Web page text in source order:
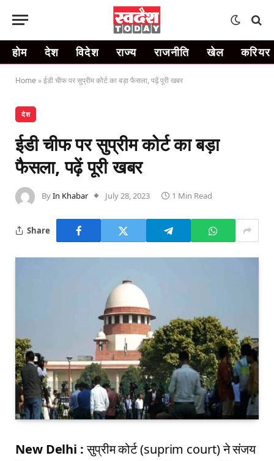
होम देश विदेश राज्य राजनीति खेल करियर
Home »ईडी चीफ पर सुप्रीम कोर्ट का बड़ा फैसला, पढ़ें पूरी खबर
देश
ईडी चीफ पर सुप्रीम कोर्ट का बड़ा
फैसला, पढ़ें पूरी खबर
ByIn Khabar July 28, 2023 1 Min Read
Share
New Delhi :सुप्रीम कोर्ट (suprim court) ने संजय